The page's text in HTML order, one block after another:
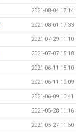
2021-08-04 17:14
2021-08-01 17:33
2021-07-29 11:10
2021-07-07 15:18
2021-06-11 15:10
2021-06-11 10:09
2021-06-09 10:41
2021-05-28 11:16
2021-05-27 11:50